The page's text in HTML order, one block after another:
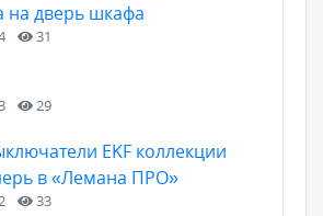
на дверь шкафа
31
29
EKF коллекции
в «Лемана ПРО»
33